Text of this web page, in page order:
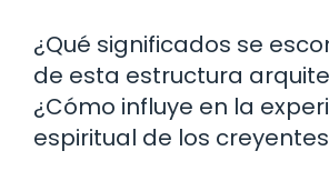
¿Qué significados se
de esta estructura
¿Cómo influye en la
espiritual de los